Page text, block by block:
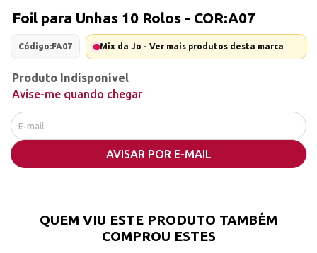
Foil para Unhas 10 Rolos - COR:A07
Código:FA07 Mix da Jo - Ver mais produtos desta marca
Produto Indisponível
Avise-me quando chegar
AVISAR POR E-MAIL
QUEM VIU ESTE PRODUTO TAMBÉM
COMPROU ESTES